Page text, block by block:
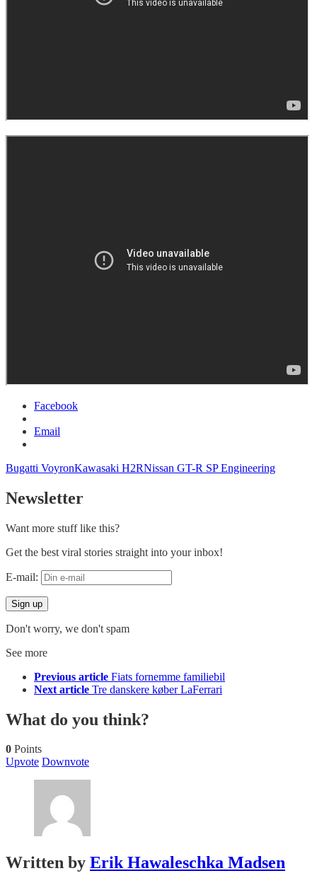
Facebook
Email
Bugatti VoyronKawasaki H2RNissan GT-R SP Engineering
Newsletter
Want more stuff like this?
Get the best viral stories straight into your inbox!
E-mail:
Don't worry, we don't spam
See more
Previous article Fiats fornemme familiebil
Next article Tre danskere køber LaFerrari
What do you think?
0 Points
Upvote Downvote
Written by Erik Hawaleschka Madsen